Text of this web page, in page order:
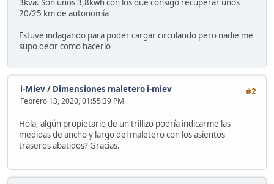
3kva. Son unos 3,8kwh con los que consigo recuperar unos
20/25 km de autonomía
Estuve indagando para poder cargar circulando pero nadie me
supo decir como hacerlo
#2
i-Miev/ Dimensiones maletero i-miev
Febrero 13, 2020, 01:55:39 PM
Hola, algún propietario de un trillizo podría indicarme las
medidas de ancho y largo del maletero con los asientos
traseros abatidos? Gracias.